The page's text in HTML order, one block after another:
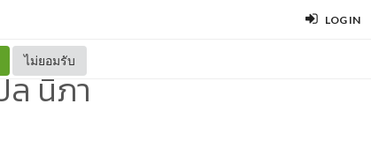
LOG IN
ไม่ยอมรับ
ล นิภา